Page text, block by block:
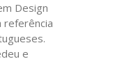
Design
referência
e